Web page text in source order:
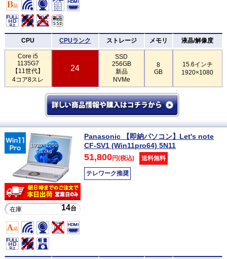
CPU CPUランク ストレージ メモリ 液晶/解像度
Core i5
1135G7
【11世代】
4コア8スレ
24
SSD
256GB
新品
NVMe
8
GB
15.6インチ
1920×1080
1920×1200
1.12kg
在庫 14台
Panasonic 【即納パソコン】Let's note
CF-SV1 (Win11pro64) 5N11
51,800円(税込) 送料無料
テレワーク推奨